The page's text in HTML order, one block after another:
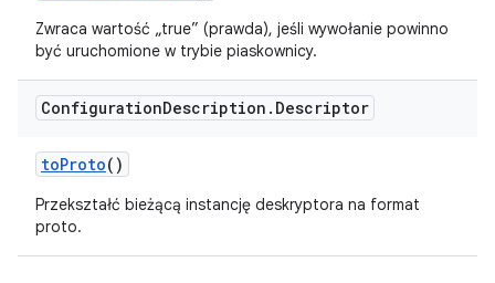
Zwraca wartość „true” (prawda), jeśli wywołanie powinno
być uruchomione w trybie piaskownicy.
ConfigurationDescription . Descriptor
toProto()
Przekształć bieżącą instancję deskryptora na format
proto.